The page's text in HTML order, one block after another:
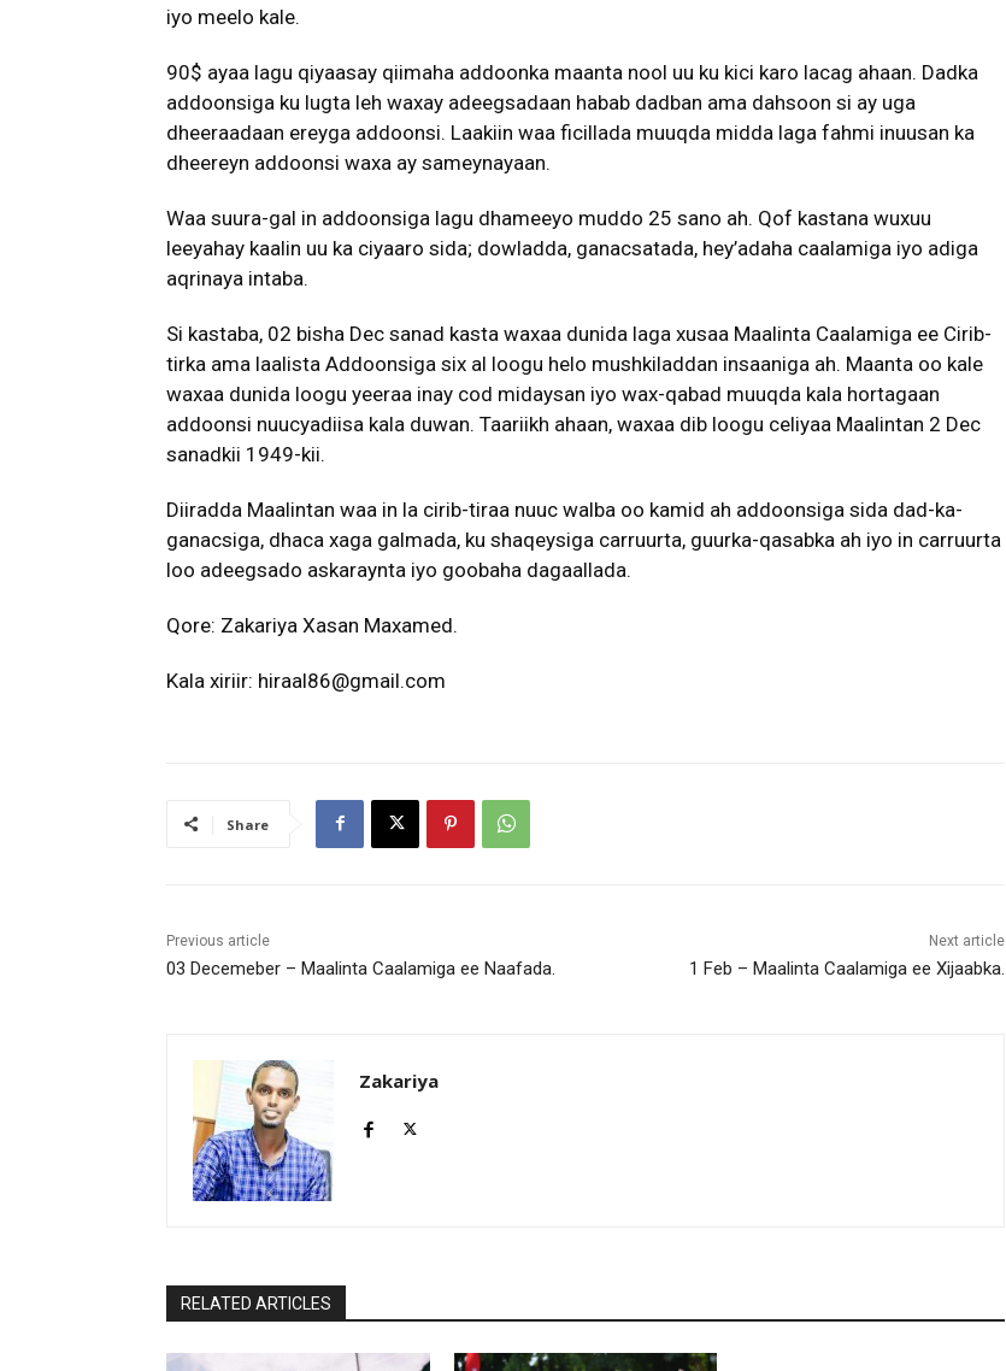
iyo meelo kale.
90$ ayaa lagu qiyaasay qiimaha addoonka maanta nool uu ku kici karo lacag ahaan. Dadka
addoonsiga ku lugta leh waxay adeegsadaan habab dadban ama dahsoon si ay uga
dheeraadaan ereyga addoonsi. Laakiin waa ficillada muuqda midda laga fahmi inuusan ka
dheereyn addoonsi waxa ay sameynayaan.
Waa suura-gal in addoonsiga lagu dhameeyo muddo 25 sano ah. Qof kastana wuxuu
leeyahay kaalin uu ka ciyaaro sida; dowladda, ganacsatada, hey’adaha caalamiga iyo adiga
aqrinaya intaba.
Si kastaba, 02 bisha Dec sanad kasta waxaa dunida laga xusaa Maalinta Caalamiga ee Cirib-
tirka ama laalista Addoonsiga six al loogu helo mushkiladdan insaaniga ah. Maanta oo kale
waxaa dunida loogu yeeraa inay cod midaysan iyo wax-qabad muuqda kala hortagaan
addoonsi nuucyadiisa kala duwan. Taariikh ahaan, waxaa dib loogu celiyaa Maalintan 2 Dec
sanadkii 1949-kii.
Diiradda Maalintan waa in la cirib-tiraa nuuc walba oo kamid ah addoonsiga sida dad-ka-
ganacsiga, dhaca xaga galmada, ku shaqeysiga carruurta, guurka-qasabka ah iyo in carruurta
loo adeegsado askaraynta iyo goobaha dagaallada.
Qore: Zakariya Xasan Maxamed.
Kala xiriir: hiraal86@gmail.com
Share
Previous article
03 Decemeber – Maalinta Caalamiga ee Naafada.
Next article
1 Feb – Maalinta Caalamiga ee Xijaabka.
Zakariya
RELATED ARTICLES